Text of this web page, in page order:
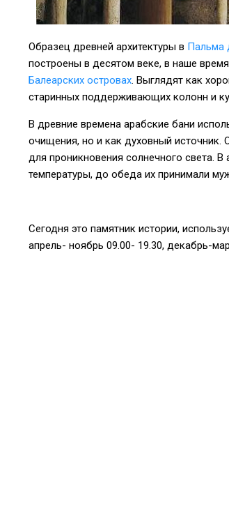
Образец древней архитектуры в Пальма
построены в десятом веке, в наше
Балеарских островах. Выглядят как
старинных поддерживающих колонн и
В древние времена арабские бани
очищения, но и как духовный источник.
для проникновения солнечного света.
температуры, до обеда их принимали
Сегодня это памятник истории,
апрель- ноябрь 09.00- 19.30, декабрь-